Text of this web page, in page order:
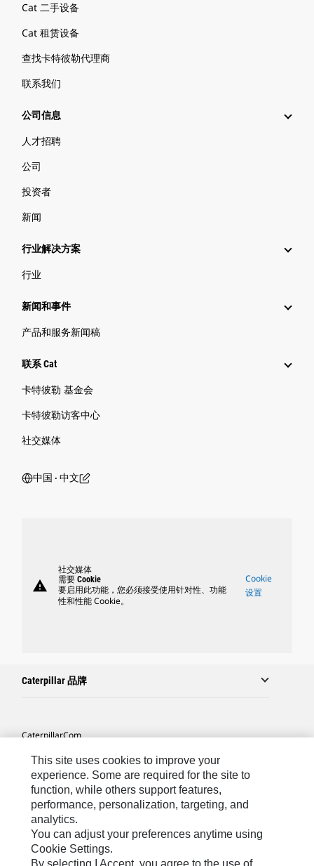
Cat 二手设备
Cat 租赁设备
查找卡特彼勒代理商
联系我们
公司信息
人才招聘
公司
投资者
新闻
行业解决方案
行业
新闻和事件
产品和服务新闻稿
联系 Cat
卡特彼勒 基金会
卡特彼勒访客中心
社交媒体
中国 ‧ 中文
warning
社交媒体
需要 Cookie
要启用此功能，您必须接受使用针对性、功能
性和性能 Cookie。
Cookie
设置
Caterpillar 品牌
Caterpillar.com
联系 Caterpillar
站点地图
Cookie Settings
法律
隐私
This site uses cookies to improve your
experience. Some are required for the site to
function, while others support features,
performance, personalization, targeting, and
analytics.
You can adjust your preferences anytime using
Cookie Settings.
By selecting I Accept, you agree to the use of